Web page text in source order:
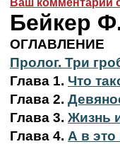
Ваш комментарий
Бейкер
ОГЛАВЛЕНИЕ
Пролог. Три
Глава 1. Что
Глава 2.
Глава 3. Жизнь
Глава 4. А в